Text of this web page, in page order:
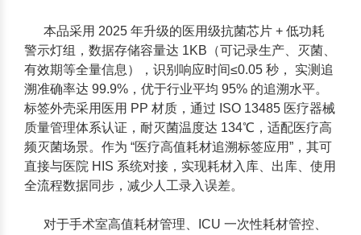
本品采用 2025 年升级的医用级抗菌芯片 + 低功耗
警示灯组 ，数据存储容量达 1KB（可记录生产、灭菌、
有效期等全量信息），识别响应时间≤0.05 秒， 实测追
溯准确率达 99.9%，优于行业平均 95% 的追溯水平。
标签外壳采用医用 PP 材质，通过 ISO 13485 医疗器械
质量管理体系认证，耐灭菌温度达 134℃，适配医疗高
频灭菌场景。作为 “医疗高值耗材追溯标签应用”，其可
直接与医院 HIS 系统对接，实现耗材入库、出库、使用
全流程数据同步，减少人工录入误差。
对于手术室高值耗材管理、ICU 一次性耗材管控、